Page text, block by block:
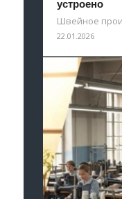
устроено
Швейное
22.01.2026